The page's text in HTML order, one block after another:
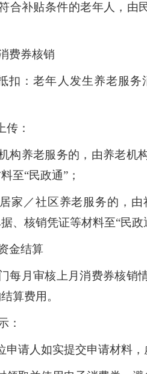
合补贴条件的老年人，由
费券核销
扣：老年人发生养老服
传：
构养老服务的，由养老机
至“民政通”；
家／社区养老服务的，
、核销凭证等材料至“民政
金结算
每月审核上月消费券核销
算费用。
：
申请人如实提交申请材料，